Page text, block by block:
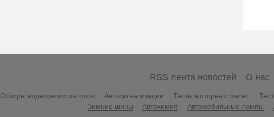
RSS лента новостей О нас
Обзоры видеорегистраторов Автосигнализации Тесты моторных масел
Зимние шины
Автохимия Автомобильные лампы